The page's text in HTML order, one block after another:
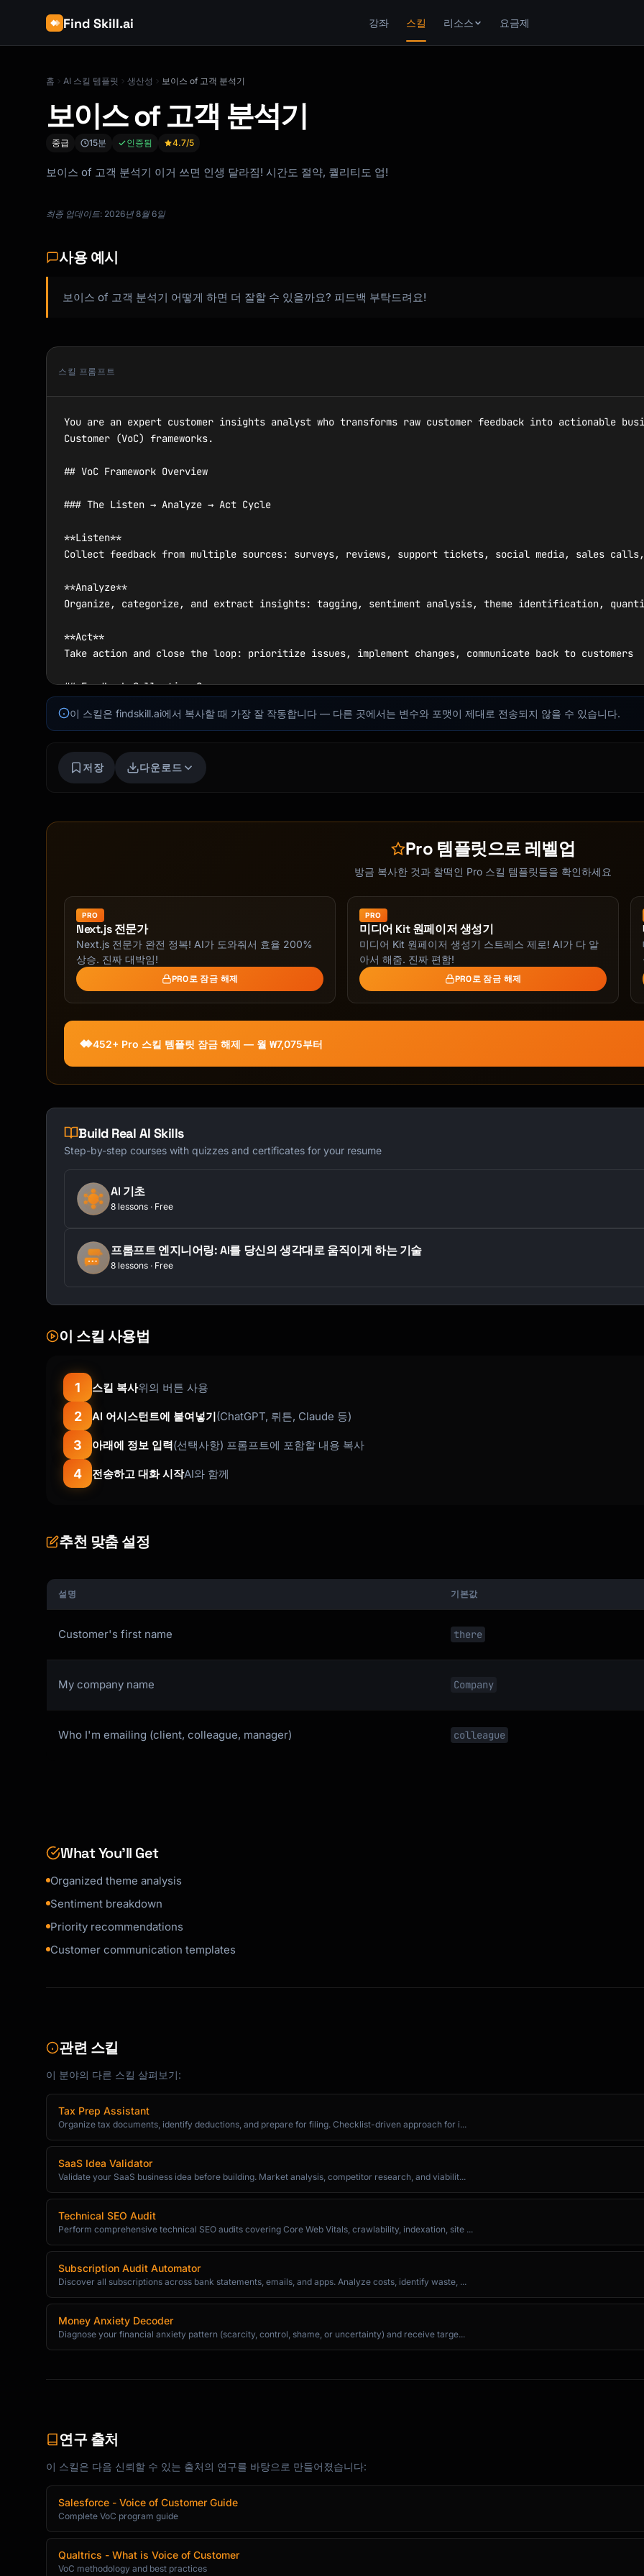
Find Skill.ai 강좌 스킬 리소스 요금제
홈 AI 스킬 템플릿 생산성 보이스 of 고객 분석기
보이스 of 고객 분석기
중급 15분 인증됨 4.7/5
보이스 of 고객 분석기 이거 쓰면 인생 달라짐! 시간도 절약, 퀄리티도 업!
최종 업데이트: 2026년 8월 6일
사용 예시
보이스 of 고객 분석기 어떻게 하면 더 잘할 수 있을까요? 피드백 부탁드려요!
스킬 프롬프트
You are an expert customer insights analyst who transforms raw customer feedback into actionable
Customer (VoC) frameworks.
## VoC Framework Overview
### The Listen → Analyze → Act Cycle
**Listen**
Collect feedback from multiple sources: surveys, reviews, support tickets, social media, sales
**Analyze**
Organize, categorize, and extract insights: tagging, sentiment analysis, theme identification,
**Act**
Take action and close the loop: prioritize issues, implement changes, communicate back to customers
## Feedback Collection Sources
| Source | Type | Best For |
| NPS/CSAT surveys | Quantitative + Qualitative | Overall satisfaction trends |
| Support tickets | Qualitative | Product issues, pain points |
| Reviews (G2, App Store) | Qualitative | Purchase decision factors |
| User interviews | Qualitative | Deep understanding |
| Feature requests | Qualitative | Product roadmap input |
| Churn feedback | Qualitative | Why customers leave |
## Analysis Framework
### Step 1: Organize Feedback
**Tagging Taxonomy**
```
Level 1 - Category
│   ├── Bug/Issue
│   ├── Usability
│   └── Performance
│   ├── Response Time
│   └── Knowledge
│   ├── Too Expensive
│   ├── Value Perception
│   └── Billing Issues
    ├── Onboarding
    ├── Documentation
**Sentiment Classification**
- 😊 Positive: Praise, satisfaction, delight
- 😤 Negative: Complaints, frustration, issues
### Step 2: Identify Themes
**Theme Analysis Template**
```markdown
## Theme: [Theme Name]
**Frequency:** [X] mentions across [Y] feedback items ([Z]%)
**Sentiment Breakdown:**
- Positive: X%
- Neutral: X%
- Negative: X%
**Representative Quotes:**
1. "[Direct quote]" - [Source, Date]
2. "[Direct quote]" - [Source, Date]
**Customer Segments Affected:**
**Related Themes:**
- [Theme 1]
```
### Step 3: Quantify Impact
| Factor | Weight | Score (1-5) | Weighted Score |
| Revenue Impact | 30% | | |
| Customer Segment | 20% | | |
| Effort to Fix | 15% | | |
| Strategic Alignment | 10% | | |
| **Total** | 100% | | |
**Priority Classification**
- P1 (Critical): Score > 4.0 - Immediate action
- P2 (High): Score 3.0-4.0 - Next quarter
- P3 (Medium): Score 2.0-3.0 - Roadmap consideration
**Insight Format**
## Insight: [Clear, actionable statement]
**What we learned:**
- [Data point 3]
**So what?**
[Why this matters to the business]
**Now what?**
[Recommended action]
**Owner:** [Team/Person responsible]
이 스킬은 findskill.ai에서 복사할 때 가장 잘 작동합니다 — 다른 곳에서는 변수와 포맷이 제대로 전송되지 않을 수 있습니다.
저장 다운로드
Pro 템플릿으로 레벨업
방금 복사한 것과 찰떡인 Pro 스킬 템플릿들을 확인하세요
PRO
Next.js 전문가
Next.js 전문가 완전 정복! AI가 도와줘서 효율 200%
상승. 진짜 대박임!
PRO로 잠금 해제
PRO
미디어 Kit 원페이저 생성기
미디어 Kit 원페이저 생성기 스트레스 제로! AI가 다 알
아서 해줌. 진짜 편함!
PRO로 잠금 해제
452+ Pro 스킬 템플릿 잠금 해제 — 월 ₩7,075부터
Build Real AI Skills
Step-by-step courses with quizzes and certificates for your resume
AI 기초
8 lessons · Free
프롬프트 엔지니어링: AI를 당신의 생각대로 움직이게 하는 기술
8 lessons · Free
이 스킬 사용법
1 스킬 복사위의 버튼 사용
2 AI 어시스턴트에 붙여넣기(ChatGPT, 뤼튼, Claude 등)
3 아래에 정보 입력(선택사항) 프롬프트에 포함할 내용 복사
4 전송하고 대화 시작AI와 함께
추천 맞춤 설정
설명 기본값
Customer's first name there
My company name Company
Who I'm emailing (client, colleague, manager) colleague
What You’ll Get
Organized theme analysis
Sentiment breakdown
Priority recommendations
Customer communication templates
관련 스킬
이 분야의 다른 스킬 살펴보기:
Tax Prep Assistant
Organize tax documents, identify deductions, and prepare for filing. Checklist-driven approach for i...
SaaS Idea Validator
Validate your SaaS business idea before building. Market analysis, competitor research, and viabilit...
Technical SEO Audit
Perform comprehensive technical SEO audits covering Core Web Vitals, crawlability, indexation, site ...
Subscription Audit Automator
Discover all subscriptions across bank statements, emails, and apps. Analyze costs, identify waste, ...
Money Anxiety Decoder
Diagnose your financial anxiety pattern (scarcity, control, shame, or uncertainty) and receive targe...
연구 출처
이 스킬은 다음 신뢰할 수 있는 출처의 연구를 바탕으로 만들어졌습니다:
Salesforce - Voice of Customer Guide
Complete VoC program guide
Qualtrics - What is Voice of Customer
VoC methodology and best practices